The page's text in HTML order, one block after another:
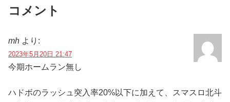
コメント
mh より:
2023年5月20日 21:47
今期ホームラン無し
ハドボのラッシュ突入率20%以下に加えて、スマスロ北斗